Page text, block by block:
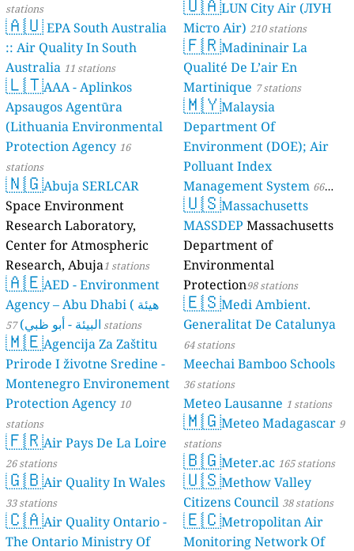
stations
🇦🇺EPA South Australia
:: Air Quality In South
Australia 11 stations
🇱🇹AAA - Aplinkos
Apsaugos Agentūra
(Lithuania Environmental
Protection Agency 16
stations
🇳🇬Abuja SERLCAR
Space Environment
Research Laboratory,
Center for Atmospheric
Research, Abuja1 stations
🇦🇪AED - Environment
Agency – Abu Dhabi ( هيئة
البيئة - أبو ظبي) 57 stations
🇲🇪Agencija Za Zaštitu
Prirode I životne Sredine -
Montenegro Environement
Protection Agency 10
stations
🇫🇷Air Pays De La Loire
26 stations
🇬🇧Air Quality In Wales
33 stations
🇨🇦Air Quality Ontario -
The Ontario Ministry Of
LUN City Air (ЛУН
Місто Air) 210 stations
🇫🇷Madininair La
Qualité De L’air En
Martinique 7 stations
🇲🇾Malaysia
Department Of
Environment (DOE); Air
Polluant Index
Management System 66
stations
🇺🇸Massachusetts
MASSDEP Massachusetts
Department of
Environmental
Protection98 stations
🇪🇸Medi Ambient.
Generalitat De Catalunya
64 stations
Meechai Bamboo Schools
36 stations
Meteo Lausanne 1 stations
🇲🇬Meteo Madagascar 9
stations
🇧🇬Meter.ac 165 stations
🇺🇸Methow Valley
Citizens Council 38 stations
🇪🇨Metropolitan Air
Monitoring Network Of